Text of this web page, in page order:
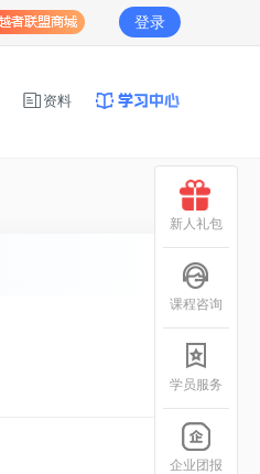
登录
资料
新人礼包
课程咨询
学员服务
企业团报